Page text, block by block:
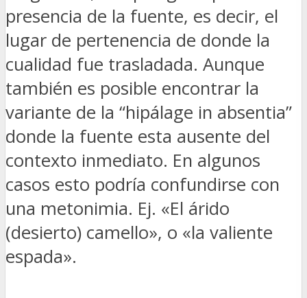
presencia de la fuente, es decir, el
lugar de pertenencia de donde la
cualidad fue trasladada. Aunque
también es posible encontrar la
variante de la “hipálage in absentia”
donde la fuente esta ausente del
contexto inmediato. En algunos
casos esto podría confundirse con
una metonimia. Ej. «El árido
(desierto) camello», o «la valiente
espada».